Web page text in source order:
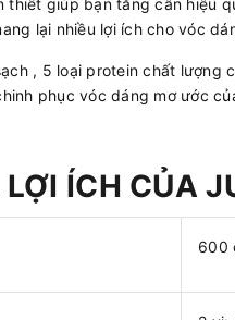
giúp bạn tăng cân hiệu
lại nhiều lợi ích cho vóc
, 5 loại protein chất
phục vóc dáng mơ ước
ÍCH CỦA
600